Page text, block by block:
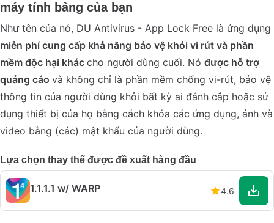
máy tính bảng của bạn
Như tên của nó, DU Antivirus - App Lock Free là ứng dụng
miễn phícung cấp khả năng bảo vệ khỏi vi rút và phần
mềm độc hại khác cho người dùng cuối. Nó được hỗ trợ
quảng cáo và không chỉ là phần mềm chống vi-rút, bảo vệ
thông tin của người dùng khỏi bất kỳ ai đánh cắp hoặc sử
dụng thiết bị của họ bằng cách khóa các ứng dụng, ảnh và
video bằng (các) mật khẩu của người dùng.
Lựa chọn thay thế được đề xuất hàng đầu
1.1.1.1 w/ WARP 4.6